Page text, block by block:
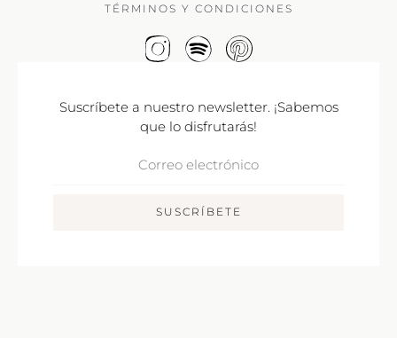
TÉRMINOS Y CONDICIONES
Suscríbete a nuestro newsletter. ¡Sabemos
que lo disfrutarás!
SUSCRÍBETE